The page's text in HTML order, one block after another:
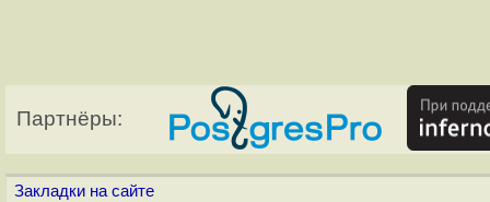
Партнёры:
Закладки на сайте